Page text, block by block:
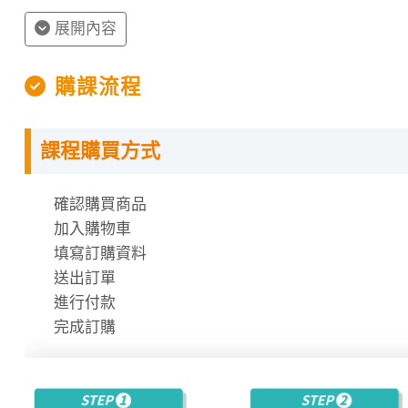
授課程內容
指定教材講義
課程需使用「電腦」「平板」「手機」觀看課程，不
課程有時數限制，時數僅在撥放狀態才會進行扣除。
時數使用說明
展開內容
購課流程
課程購買方式
確認購買商品
加入購物車
填寫訂購資料
送出訂單
進行付款
完成訂購